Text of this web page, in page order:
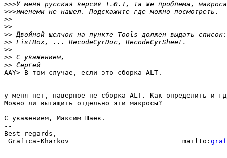
>>>
>>>
>>
>>
>>
>>
>>
>>
>>
AAY> В том случае, если это сборка ALT.
у меня нет, наверное не сборка ALT. Как определить и
Можно ли вытащить отдельно эти макросы?
С уважением, Максим Шаев.
--
Best regards,
Grafica-Kharkov                            mailto: